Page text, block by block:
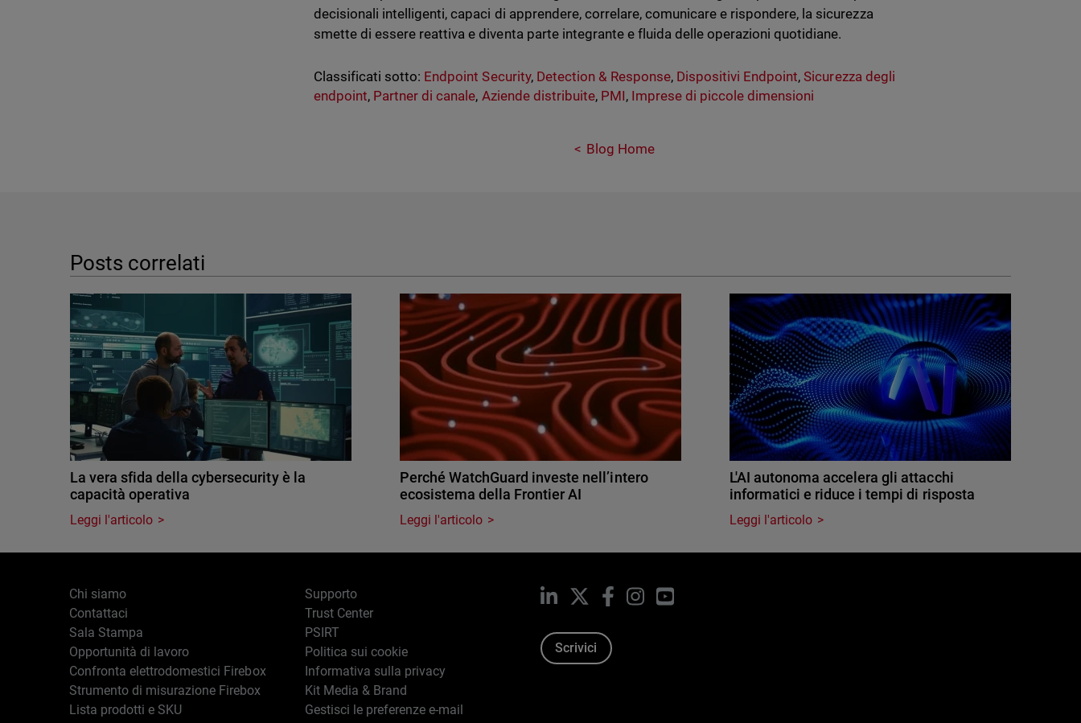
decisionali intelligenti, capaci di apprendere, correlare, comunicare e rispondere, la sicurezza
smette di essere reattiva e diventa parte integrante e fluida delle operazioni quotidiane.
Classificati sotto: Endpoint Security, Detection & Response, Dispositivi Endpoint,Sicurezza degli
endpoint, Partner di canale, Aziende distribuite, PMI, Imprese di piccole dimensioni
Blog Home
Posts correlati
La vera sfida della cybersecurity è la
capacità operativa
Leggi l'articolo
Perché WatchGuard investe nell’intero
ecosistema della Frontier AI
Leggi l'articolo
L'AI autonoma accelera gli attacchi
informatici e riduce i tempi di risposta
Leggi l'articolo
Chi siamo
Contattaci
Sala Stampa
Opportunità di lavoro
Confronta elettrodomestici Firebox
Strumento di misurazione Firebox
Lista prodotti e SKU
Supporto
Trust Center
PSIRT
Politica sui cookie
Informativa sulla privacy
Kit Media & Brand
Gestisci le preferenze e-mail
LinkedIn Facebook
InstagramYouTube
Scrivici